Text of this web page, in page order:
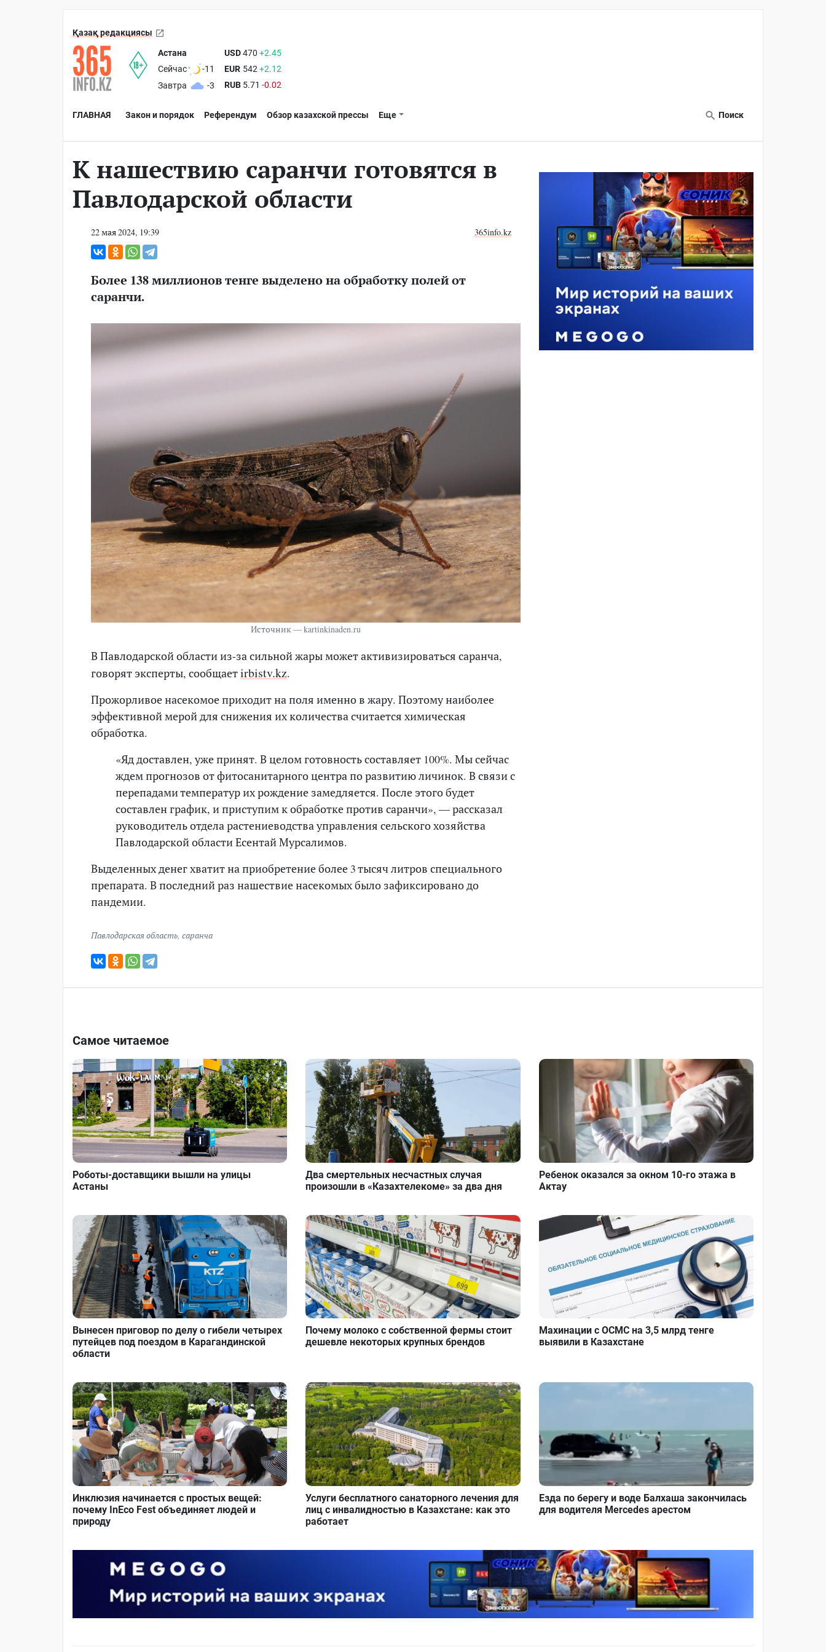
Қазақ редакциясы
Астана
Сейчас
-11
Завтра
-3
USD470 +2.45
EUR 542 +2.12
RUB 5.71 -0.02
ГЛАВНАЯ Закон и порядок Референдум Обзор казахской прессы Еще Поиск
К нашествию саранчи готовятся в
Павлодарской области
22 мая 2024, 19:39 365info.kz
Более 138 миллионов тенге выделено на обработку полей от
саранчи.
Источник — kartinkinaden.ru
В Павлодарской области из-за сильной жары может активизироваться саранча,
говорят эксперты, сообщаетirbistv.kz.
Прожорливое насекомое приходит на поля именно в жару. Поэтому наиболее
эффективной мерой для снижения их количества считается химическая
обработка.
«Яд доставлен, уже принят. В целом готовность составляет 100%. Мы сейчас
ждем прогнозов от фитосанитарного центра по развитию личинок. В связи с
перепадами температур их рождение замедляется. После этого будет
составлен график, и приступим к обработке против саранчи», — рассказал
руководитель отдела растениеводства управления сельского хозяйства
Павлодарской области Есентай Мурсалимов.
Выделенных денег хватит на приобретение более 3 тысяч литров специального
препарата. В последний раз нашествие насекомых было зафиксировано до
пандемии.
Павлодарская область, саранча
Самое читаемое
Роботы-доставщики вышли на улицы
Астаны
Два смертельных несчастных случая
произошли в «Казахтелекоме» за два дня
Ребенок оказался за окном 10-го этажа в
Актау
Вынесен приговор по делу о гибели четырех
путейцев под поездом в Карагандинской
области
Почему молоко с собственной фермы стоит
дешевле некоторых крупных брендов
Махинации с ОСМС на 3,5 млрд тенге
выявили в Казахстане
Инклюзия начинается с простых вещей:
почему InEco Fest объединяет людей и
природу
Услуги бесплатного санаторного лечения для
лиц с инвалидностью в Казахстане: как это
работает
Езда по берегу и воде Балхаша закончилась
для водителя Mercedes арестом